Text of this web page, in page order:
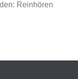
Reinhören